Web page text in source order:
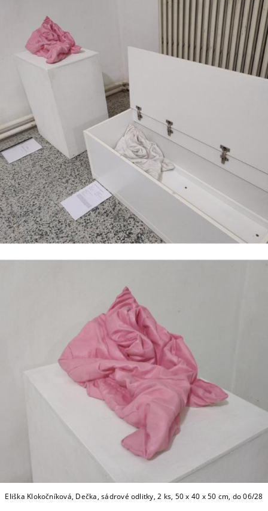
Eliška Klokočníková, Dečka, sádrové odlitky, 2 ks, 50 x 40 x 50 cm, do 06/28